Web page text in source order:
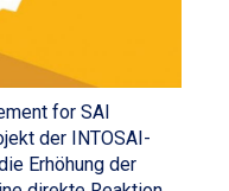
for SAI
der INTOSAI-
Erhöhung der